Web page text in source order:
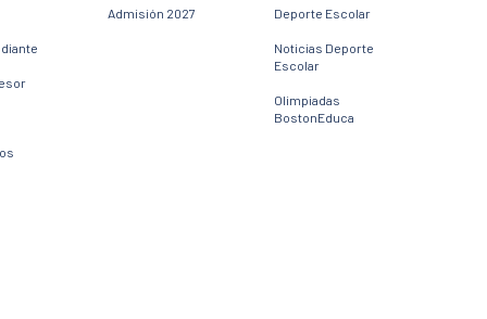
Admisión 2027 Deporte Escolar
Noticias Deporte
Escolar
Olimpiadas
BostonEduca